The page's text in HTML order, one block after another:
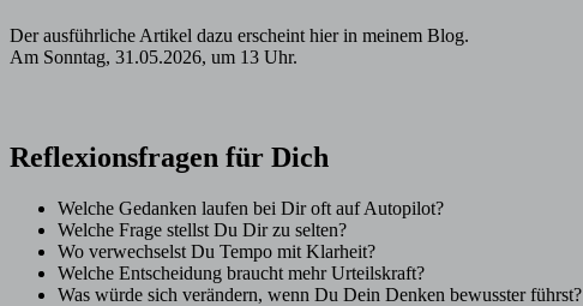
Der ausführliche Artikel dazu erscheint hier in meinem Blog.
Am Sonntag, 31.05.2026, um 13 Uhr.
Reflexionsfragen für Dich
Welche Gedanken laufen bei Dir oft auf Autopilot?
Welche Frage stellst Du Dir zu selten?
Wo verwechselst Du Tempo mit Klarheit?
Welche Entscheidung braucht mehr Urteilskraft?
Was würde sich verändern, wenn Du Dein Denken bewusster führst?